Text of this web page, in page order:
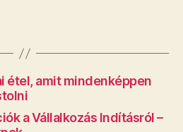
étel, amit mindenképpen
a Vállalkozás Indításról –